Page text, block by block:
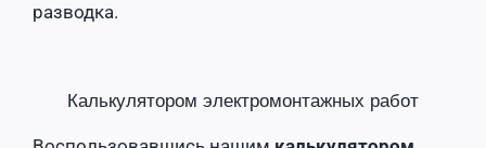
разводка.
Калькулятором электромонтажных работ